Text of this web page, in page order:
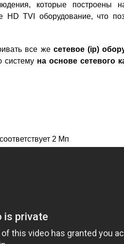
которые построены
TVI оборудование, что
все же сетевое (ip)
систему на основе сетевого
2 Мп